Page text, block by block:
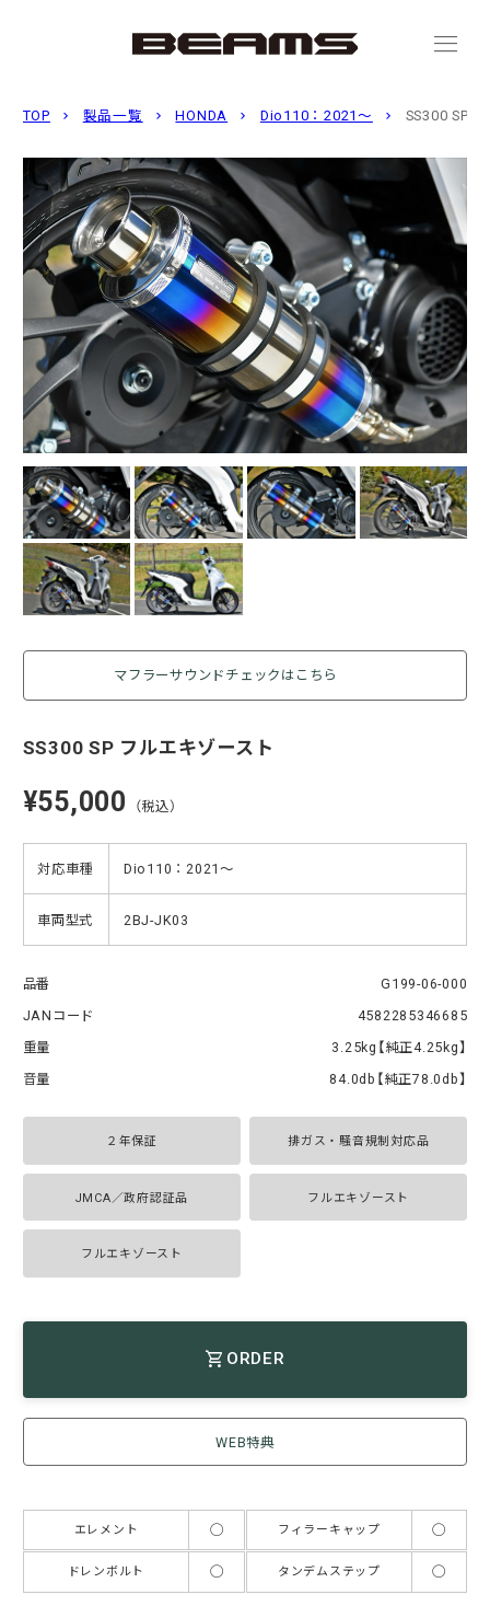
menu
TOP 製品一覧 HONDA Dio110：2021〜 SS300 SP
マフラーサウンドチェックはこちら
SS300 SP フルエキゾースト
¥55,000 （税込）
対応車種 Dio110：2021〜
車両型式 2BJ-JK03
品番
G199-06-000
JANコード
4582285346685
重量
3.25kg【純正4.25kg】
音量
84.0db【純正78.0db】
２年保証 排ガス・騒音規制対応品
JMCA／政府認証品 フルエキゾースト
フルエキゾースト
ORDER
WEB特典
エレメント ◯ フィラーキャップ ◯
ドレンボルト ◯ タンデムステップ ◯